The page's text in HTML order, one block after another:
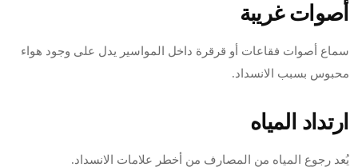
أصوات غريبة
سماع أصوات فقاعات أو قرقرة داخل المواسير يدل على وجود هواء
محبوس بسبب الانسداد.
ارتداد المياه
يُعد رجوع المياه من المصارف من أخطر علامات الانسداد.